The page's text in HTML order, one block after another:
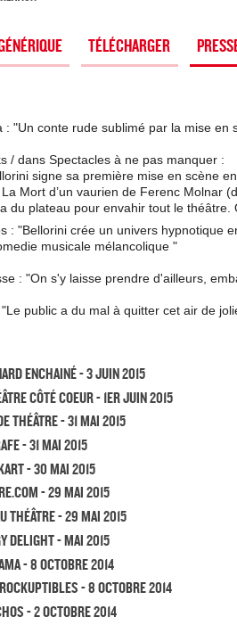
TÉLÉCHARGER
: "Un conte rude sublimé par la mise en
/ dans Spectacles à ne pas manquer :
signe sa première mise en scène
Mort d’un vaurien de Ferenc Molnar
du plateau pour envahir tout le théâtre.
: "Bellorini crée un univers hypnotique
musicale mélancolique "
: "On s'y laisse prendre d'ailleurs,
public a du mal à quitter cet air de
ENCHAINÉ - 3 JUIN 2015
CÔTÉ COEUR - 1ER JUIN 2015
THÉÂTRE - 31 MAI 2015
- 31 MAI 2015
- 30 MAI 2015
- 29 MAI 2015
THÉÂTRE - 29 MAI 2015
DELIGHT - MAI 2015
- 8 OCTOBRE 2014
- 8 OCTOBRE 2014
- 2 OCTOBRE 2014